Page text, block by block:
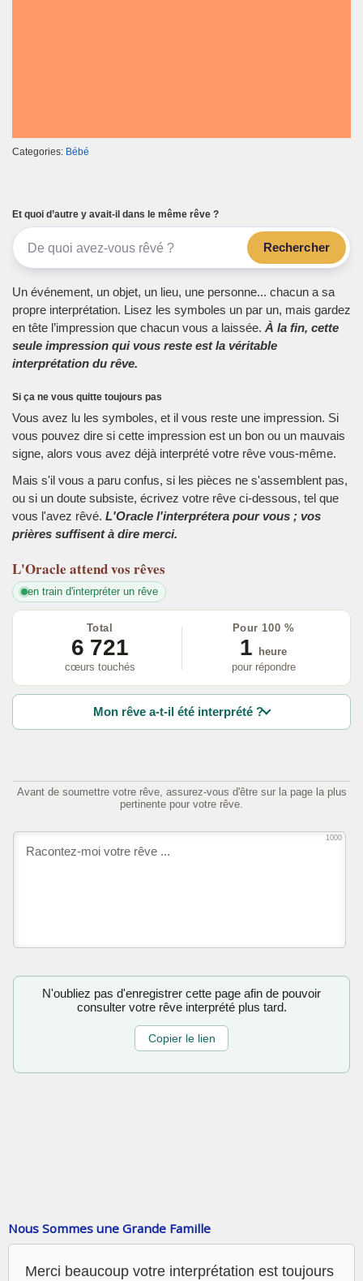
Categories: Bébé
Et quoi d’autre y avait-il dans le même rêve ?
Rechercher
Un événement, un objet, un lieu, une personne... chacun a sa
propre interprétation. Lisez les symboles un par un, mais gardez
en tête l’impression que chacun vous a laissée. À la fin, cette
seule impression qui vous reste est la véritable
interprétation du rêve.
Si ça ne vous quitte toujours pas
Vous avez lu les symboles, et il vous reste une impression. Si
vous pouvez dire si cette impression est un bon ou un mauvais
signe, alors vous avez déjà interprété votre rêve vous-même.
Mais s'il vous a paru confus, si les pièces ne s'assemblent pas,
ou si un doute subsiste, écrivez votre rêve ci-dessous, tel que
vous l'avez rêvé. L'Oracle l'interprétera pour vous ; vos
prières suffisent à dire merci.
L'Oracle attend vos rêves
en train d'interpréter un rêve
Total
6 721
cœurs touchés
Pour 100 %
1
heure
pour répondre
Mon rêve a-t-il été interprété ?
Avant de soumettre votre rêve, assurez-vous d'être sur la page la plus
pertinente pour votre rêve.
1000
N'oubliez pas d'enregistrer cette page afin de pouvoir
consulter votre rêve interprété plus tard.
Copier le lien
Nous Sommes une Grande Famille
Merci beaucoup votre interprétation est toujours